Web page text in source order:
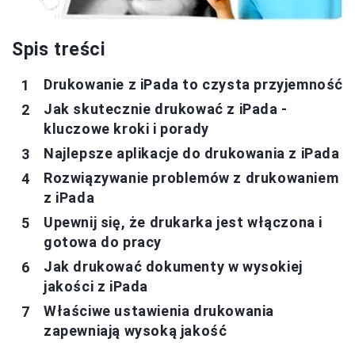
Spis treści
Drukowanie z iPada to czysta przyjemność
Jak skutecznie drukować z iPada -
kluczowe kroki i porady
Najlepsze aplikacje do drukowania z iPada
Rozwiązywanie problemów z drukowaniem
z iPada
Upewnij się, że drukarka jest włączona i
gotowa do pracy
Jak drukować dokumenty w wysokiej
jakości z iPada
Właściwe ustawienia drukowania
zapewniają wysoką jakość